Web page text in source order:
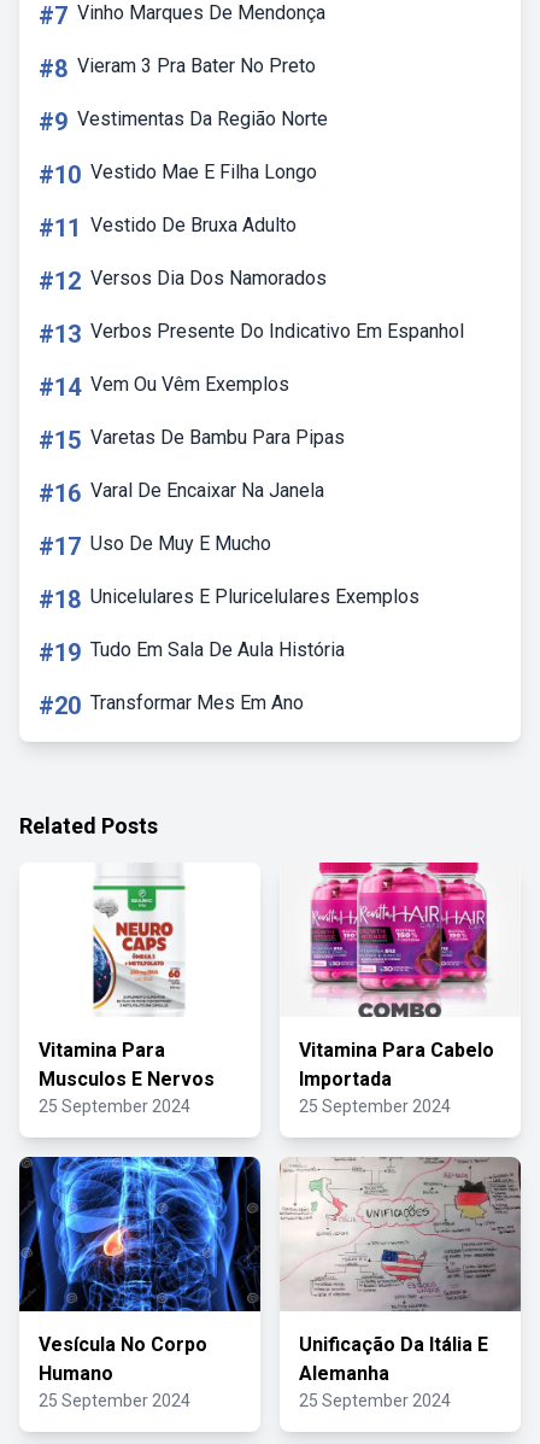
#7 Vinho Marques De Mendonça
#8 Vieram 3 Pra Bater No Preto
#9 Vestimentas Da Região Norte
#10 Vestido Mae E Filha Longo
#11 Vestido De Bruxa Adulto
#12 Versos Dia Dos Namorados
#13 Verbos Presente Do Indicativo Em Espanhol
#14 Vem Ou Vêm Exemplos
#15 Varetas De Bambu Para Pipas
#16 Varal De Encaixar Na Janela
#17 Uso De Muy E Mucho
#18 Unicelulares E Pluricelulares Exemplos
#19 Tudo Em Sala De Aula História
#20 Transformar Mes Em Ano
Related Posts
Vitamina Para
Musculos E Nervos
25 September 2024
Vitamina Para Cabelo
Importada
25 September 2024
Vesícula No Corpo
Humano
25 September 2024
Unificação Da Itália E
Alemanha
25 September 2024